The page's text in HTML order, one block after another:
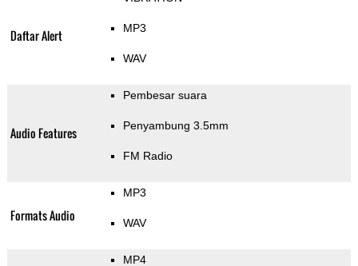
Daftar Alert MP3
WAV
Audio Features
Pembesar suara
Penyambung 3.5mm
FM Radio
Formats Audio
MP3
WAV
MP4